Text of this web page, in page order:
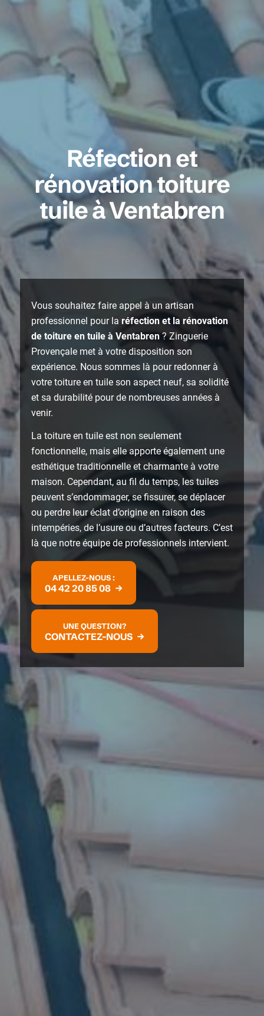
Réfection et
rénovation toiture
tuile à Ventabren
Vous souhaitez faire appel à un artisan
professionnel pour la réfection et la rénovation
de toiture en tuile à Ventabren ? Zinguerie
Provençale met à votre disposition son
expérience. Nous sommes là pour redonner à
votre toiture en tuile son aspect neuf, sa solidité
et sa durabilité pour de nombreuses années à
venir.
La toiture en tuile est non seulement
fonctionnelle, mais elle apporte également une
esthétique traditionnelle et charmante à votre
maison. Cependant, au fil du temps, les tuiles
peuvent s’endommager, se fissurer, se déplacer
ou perdre leur éclat d’origine en raison des
intempéries, de l’usure ou d’autres facteurs. C’est
là que notre équipe de professionnels intervient.
APELLEZ-NOUS :
04 42 20 85 08
UNE QUESTION?
CONTACTEZ-NOUS